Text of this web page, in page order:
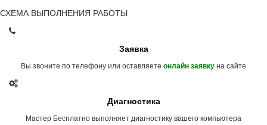
СХЕМА ВЫПОЛНЕНИЯ РАБОТЫ
Заявка
Вы звоните по телефону или оставляете онлайн заявкуна сайте
Диагностика
Мастер Бесплатно выполняет диагностику вашего компьютера